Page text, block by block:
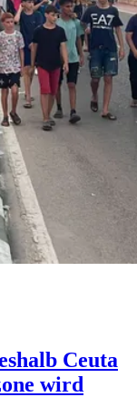
Ceuta
wird